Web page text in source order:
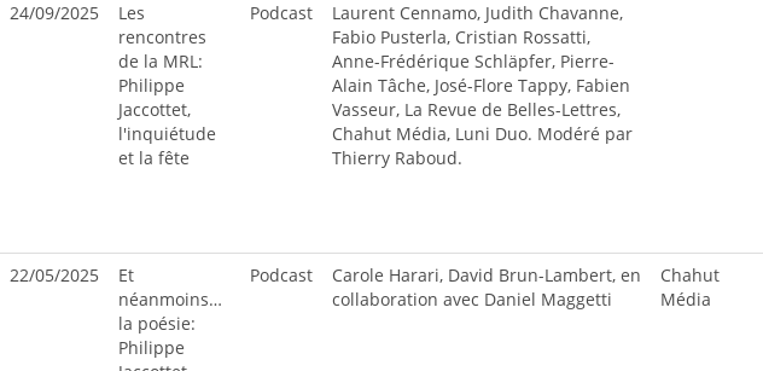
24/09/2025
Les
rencontres
de la MRL:
Philippe
Jaccottet,
l'inquiétude
et la fête
Podcast
Laurent Cennamo, Judith Chavanne,
Fabio Pusterla, Cristian Rossatti,
Anne-Frédérique Schläpfer, Pierre-
Alain Tâche, José-Flore Tappy, Fabien
Vasseur, La Revue de Belles-Lettres,
Chahut Média, Luni Duo. Modéré par
Thierry Raboud.
22/05/2025
Et
néanmoins…
la poésie:
Philippe
Podcast
Carole Harari, David Brun-Lambert, en
collaboration avec Daniel Maggetti
Chahut
Média